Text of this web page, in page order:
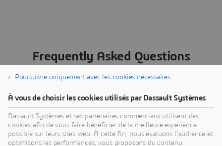
Frequently Asked Questions
Quels sont les prérequis pour le Business
process Player?
Quelle est la différence entre le Business
Poursuivre uniquement avec les cookies nécessaires
À vous de choisir les cookies utilisés par Dassault Systèmes
Dassault Systèmes et ses partenaires commerciaux utilisent des
cookies afin de vous faire bénéficier de la meilleure expérience
possible sur leurs sites web. À cette fin, nous évaluons l'audience et
optimisons les performances, vous proposons du contenu